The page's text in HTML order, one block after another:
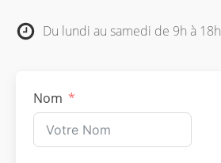
Du lundi au samedi de 9h à 18h
Nom